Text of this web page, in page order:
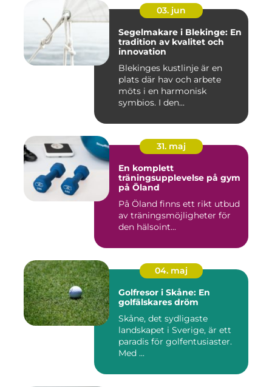
03. jun
Segelmakare i Blekinge: En
tradition av kvalitet och
innovation
Blekinges kustlinje är en
plats där hav och arbete
möts i en harmonisk
symbios. I den...
31. maj
En komplett
träningsupplevelse på gym
på Öland
På Öland finns ett rikt utbud
av träningsmöjligheter för
den hälsoint...
04. maj
Golfresor i Skåne: En
golfälskares dröm
Skåne, det sydligaste
landskapet i Sverige, är ett
paradis för golfentusiaster.
Med ...